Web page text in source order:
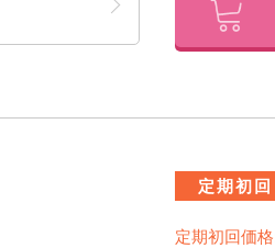
定期初回
定期初回価